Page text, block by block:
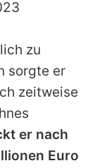
zu
sorgte er
zeitweise
er nach
Euro